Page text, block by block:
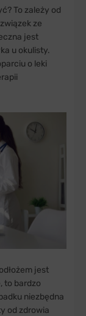
To zależy od
ze
jest
u okulisty.
o leki
jest
to bardzo
niezbędna
od zdrowia